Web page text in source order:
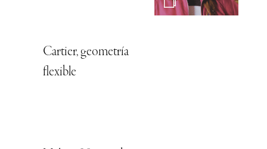
Cartier, geometría
flexible